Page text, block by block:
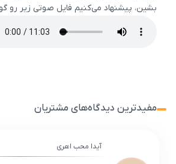
بشین، پیشنهاد می‌کنیم فایل صوتی زیر رو
مفیدترین دیدگاه‌های مشتریان
آیدا محب اهری